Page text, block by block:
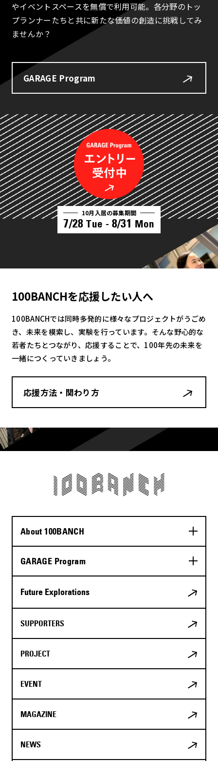
やイベントスペースを無償で利用可能。各分野のトッ
プランナーたちと共に新たな価値の創造に挑戦してみ
ませんか？
GARAGE Program
10月入居の募集期間
7/28 Tue - 8/31 Mon
100BANCHを応援したい人へ
100BANCHでは同時多発的に様々なプロジェクトがうごめ
き、未来を模索し、実験を行っています。そんな野心的な
若者たちとつながり、応援することで、100年先の未来を
一緒につくっていきましょう。
応援方法・関わり方
About 100BANCH
GARAGE Program
Future Explorations
SUPPORTERS
PROJECT
EVENT
MAGAZINE
NEWS